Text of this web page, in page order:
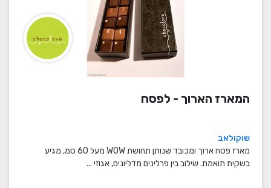
המארז הארוך - לפסח
שוקולאב
מארז פסח ארוך ומכובד שנותן תחושת WOW מעל 60 סמ, מגיע
בשקית תואמת. שילוב בין פרלינים מדליונים, אגוזי ...